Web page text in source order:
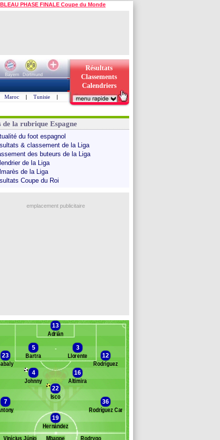
PHASE FINALE Coupe du Monde
Bayern
Dortmund
Résultats
Classements
Calendriers
Maroc | Tunisie |
de la rubrique Espagne
du foot espagnol
& classement de la Liga
des buteurs de la Liga
de la Liga
de la Liga
Coupe du Roi
emplacement publicitaire
Banc des remplaçants Betis Séville
Vieites
González
13
Adrián
5
Bartra
3
Llorente
23
12
Rodríguez
4
Johnny
16
Altimira
22
Isco
7
36
Rodríguez Caraballo
19
Hernández
Rodrygo
Mbappe
Vinícius Júnior